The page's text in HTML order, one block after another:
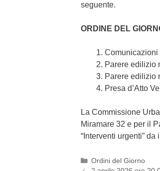
seguente.
ORDINE DEL
Comunicazioni
Parere edilizio
Parere edilizio
Presa d’Atto
La Commissione
Miramare 32 e per il
“Interventi urgenti”
Categories
Ordini del Giorno